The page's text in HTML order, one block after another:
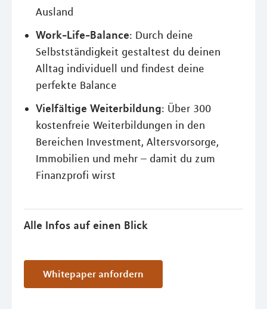
Ausland
Work-Life-Balance: Durch deine
Selbstständigkeit gestaltest du deinen
Alltag individuell und findest deine
perfekte Balance
Vielfältige Weiterbildung: Über 300
kostenfreie Weiterbildungen in den
Bereichen Investment, Altersvorsorge,
Immobilien und mehr – damit du zum
Finanzprofi wirst
Alle Infos auf einen Blick
Whitepaper anfordern